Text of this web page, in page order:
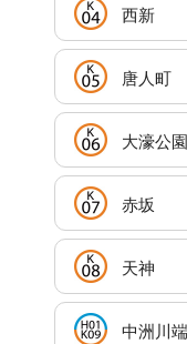
西新
唐人町
大濠公園
赤坂
天神
中洲川端